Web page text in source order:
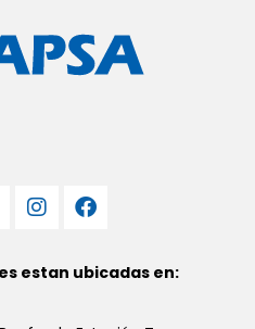
estan ubicadas en: